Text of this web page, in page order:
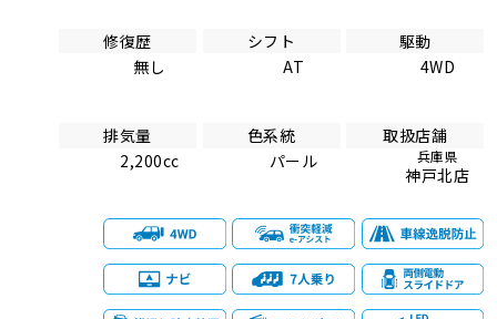
修復歴
無し
シフト
AT
駆動
4WD
排気量
2,200cc
色系統
パール
取扱店舗
兵庫県
神戸北店